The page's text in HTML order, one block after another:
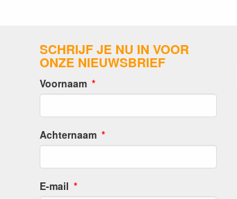
SCHRIJF JE NU IN VOOR
ONZE NIEUWSBRIEF
Voornaam
Achternaam
E-mail